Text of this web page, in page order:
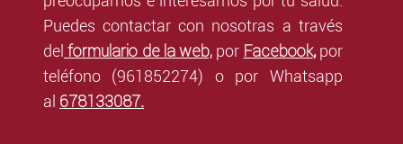
Puedes contactar con nosotras a través
del formulario de la web, por Facebook, por
teléfono (961852274) o por Whatsapp
al 678133087.